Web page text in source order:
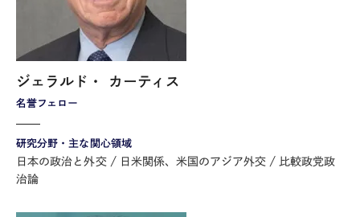
名誉フェロー
ジェラルド・ カーティス
研究分野・主な関心領域
日本の政治と外交 日米関係、米国のアジア外交
比較政党政
治論